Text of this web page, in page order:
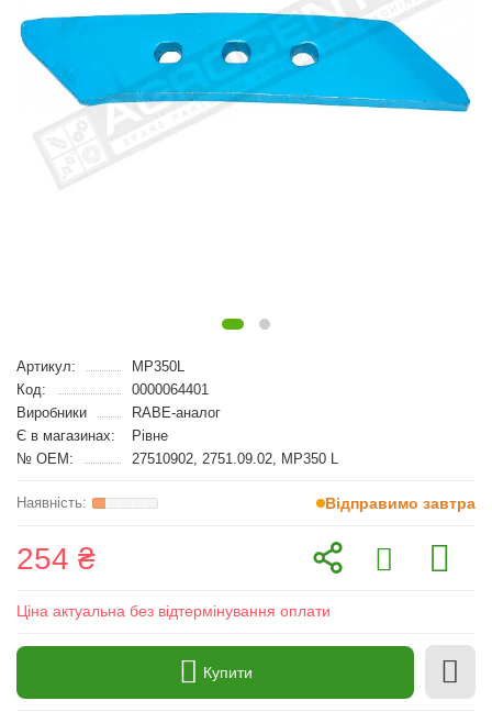
Артикул:
MP350L
Код:
0000064401
Виробники
RABE-аналог
Є в магазинах:
Рівне
№ OEM:
27510902, 2751.09.02, MP350 L
Відправимо завтра
254 ₴
Ціна актуальна без відтермінування оплати
Купити